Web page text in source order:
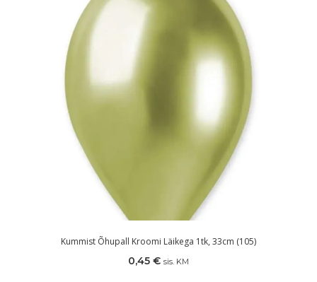
Kummist Õhupall Kroomi Läikega 1tk, 33cm (105)
0,45 € sis. KM